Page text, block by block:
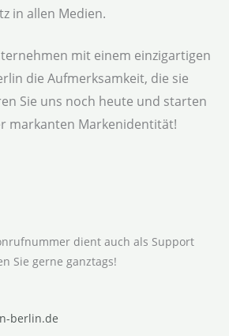
in allen Medien.
mit einem einzigartigen
die Aufmerksamkeit, die sie
Sie uns noch heute und starten
markanten Markenidentität!
dient auch als Support
Sie gerne ganztags!
berlin.de